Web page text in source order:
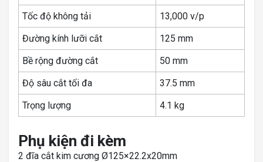
Tốc độ không tải
13,000 v/p
Đường kính lưỡi cắt
125 mm
Bề rộng đường cắt
50 mm
Độ sâu cắt tối đa
37.5 mm
Trọng lượng
4.1 kg
Phụ kiện đi kèm
2 đĩa cắt kim cương Ø125×22.2x20mm